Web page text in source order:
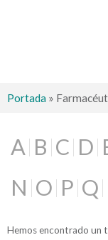
Portada »
A B C D
N O P Q
Hemos encontrado un